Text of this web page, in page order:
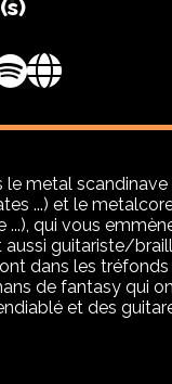
metal scandinave
...) et le
qui vous
guitariste/
dans les
de fantasy qui
et des